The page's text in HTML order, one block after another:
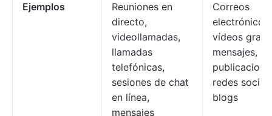
Ejemplos
Reuniones en
directo,
videollamadas,
llamadas
telefónicas,
sesiones de chat
en línea,
mensajes
Correos
electrónicos,
vídeos
mensajes,
redes
blogs